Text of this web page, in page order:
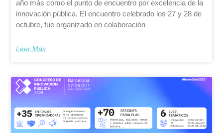
año más como el punto de encuentro por excelencia de la
innovación pública. El encuentro celebrado los 27 y 28 de
octubre, fue organizado en colaboración
Leer Más